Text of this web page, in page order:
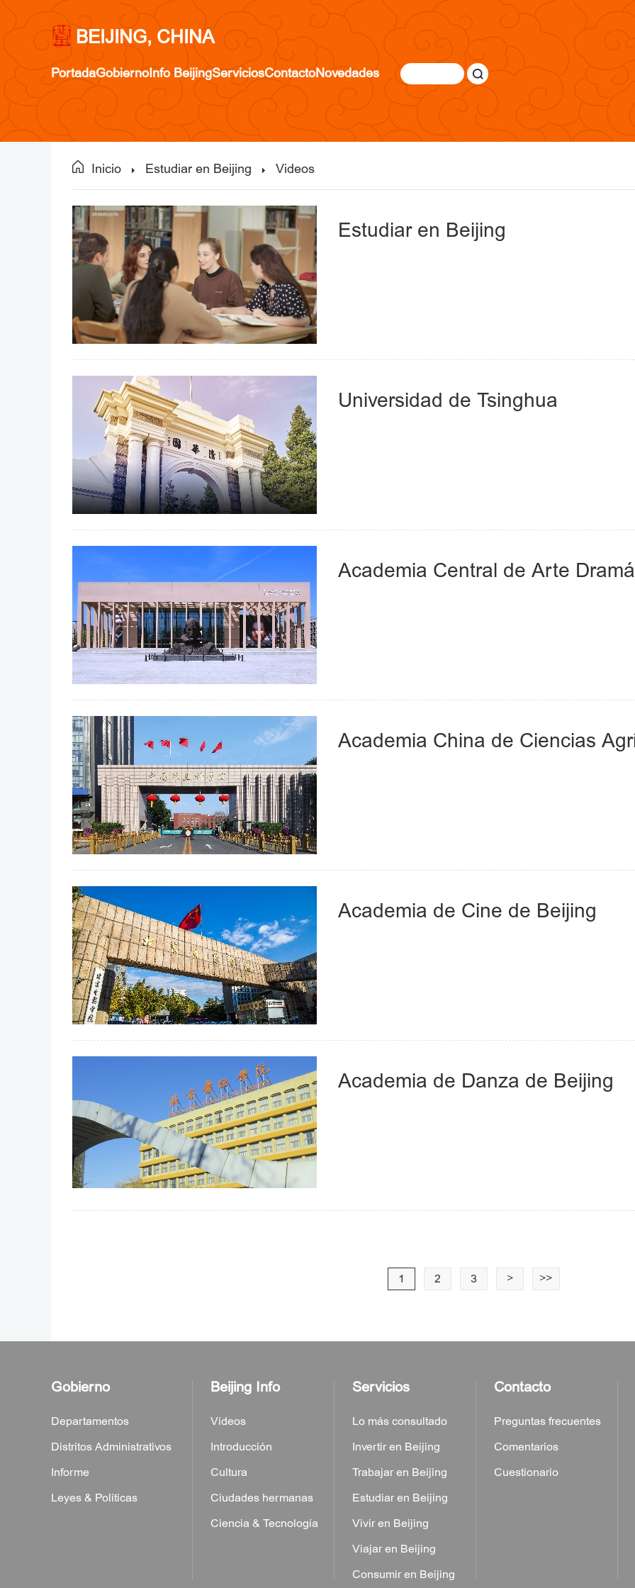
BEIJING, CHINA
PortadaGobiernoInfo BeijingServiciosContactoNovedades
Inicio Estudiar en Beijing Videos
Estudiar en Beijing
Universidad de Tsinghua
Academia Central de Arte
Academia China de Ciencias
Academia de Cine de Beijing
Academia de Danza de Beijing
1 2 3 > >>
Gobierno
Departamentos
Distritos Administrativos
Informe
Leyes & Políticas
Beijing Info
Vídeos
Introducción
Cultura
Ciudades hermanas
Ciencia & Tecnología
Servicios
Lo más consultado
Invertir en Beijing
Trabajar en Beijing
Estudiar en Beijing
Vivir en Beijing
Viajar en Beijing
Consumir en Beijing
Contacto
Preguntas frecuentes
Comentarios
Cuestionario